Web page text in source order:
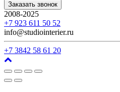
Заказать звонок
2008-2025
+7 923 611 50 52
info@studiointerier.ru
+7 3842 58 61 20